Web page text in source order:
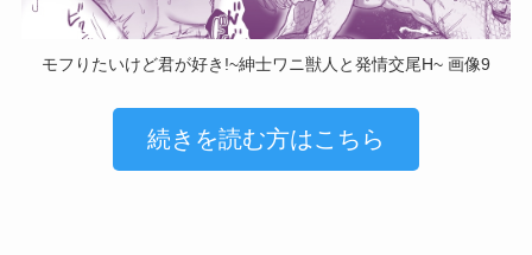
モフりたいけど君が好き!~紳士ワニ獣人と発情交尾H~ 画像9
続きを読む方はこちら